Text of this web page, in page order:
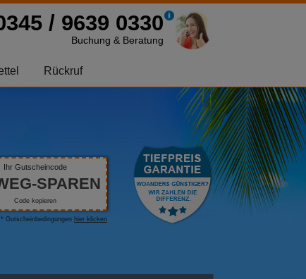
/ 9639 0330
Buchung & Beratung
Rückruf
Ihr Gutscheincode
SPAREN
Code kopieren
* Gutscheinbedingungen hier klicken